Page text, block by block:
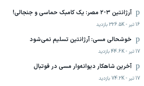
آرژانتین ۳-۲ مصر: یک کامبک حماسی و جنجالی!
16 تیر -
326.5K بازدید
خوشحالی مسی: آرژانتین تسلیم نمی‌شود
17 تیر -
44.6K بازدید
آخرین شاهکار دیوانه‌وار مسی در فوتبال
17 تیر -
74.2K بازدید